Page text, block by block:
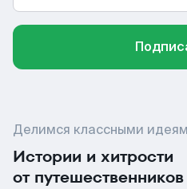
Делимся классными
Истории и хитрости
от путешественников